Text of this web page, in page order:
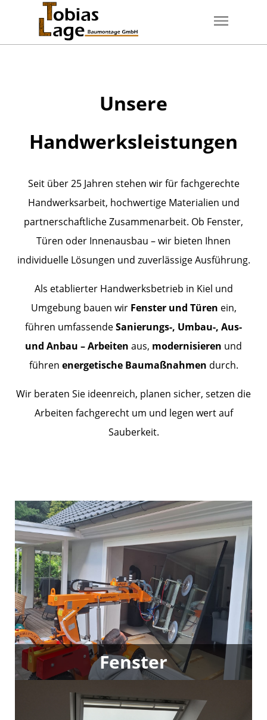
Unsere
Handwerksleistungen
Seit über 25 Jahren stehen wir für fachgerechte
Handwerksarbeit, hochwertige Materialien und
partnerschaftliche Zusammenarbeit. Ob Fenster,
Türen oder Innenausbau – wir bieten Ihnen
individuelle Lösungen und zuverlässige Ausführung.
Als etablierter Handwerksbetrieb in Kiel und
Umgebung bauen wir Fenster und Türen ein,
führen umfassendeSanierungs-, Umbau-, Aus-
und Anbau – Arbeiten aus, modernisieren und
führen energetische Baumaßnahmen durch.
Wir beraten Sie ideenreich, planen sicher, setzen die
Arbeiten fachgerecht um und legen wert auf
Sauberkeit.
Fenster
Wir liefern und montieren hochwertige Fenster
namhafter Hersteller – energieeffizient, langlebig